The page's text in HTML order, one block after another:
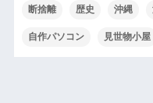
断捨離 歴史 沖縄
自作パソコン 見世物小屋